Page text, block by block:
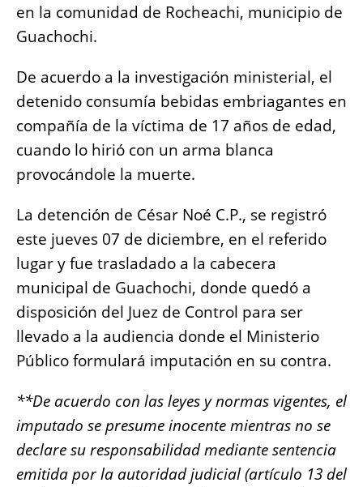
en la comunidad de Rocheachi, municipio de
Guachochi.
De acuerdo a la investigación ministerial, el
detenido consumía bebidas embriagantes en
compañía de la víctima de 17 años de edad,
cuando lo hirió con un arma blanca
provocándole la muerte.
La detención de César Noé C.P., se registró
este jueves 07 de diciembre, en el referido
lugar y fue trasladado a la cabecera
municipal de Guachochi, donde quedó a
disposición del Juez de Control para ser
llevado a la audiencia donde el Ministerio
Público formulará imputación en su contra.
**De acuerdo con las leyes y normas vigentes, el
imputado se presume inocente mientras no se
declare su responsabilidad mediante sentencia
emitida por la autoridad judicial (artículo 13 del